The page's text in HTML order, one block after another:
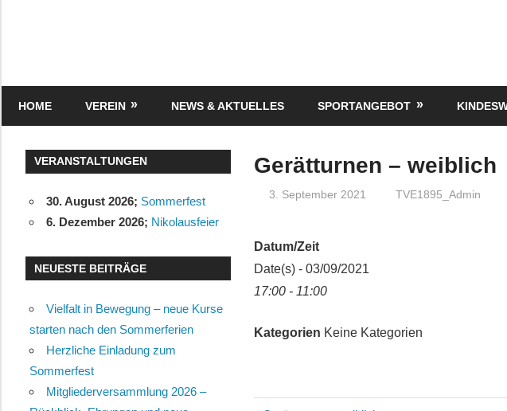
Eisenbach
HOME VEREIN NEWS & AKTUELLES SPORTANGEBOT
Gerätturnen – weiblich
3. September 2021 TVE1895_Admin
Datum/Zeit
Date(s) - 03/09/2021
17:00 - 11:00
Kategorien Keine Kategorien
VERANSTALTUNGEN
30. August 2026; Sommerfest
6. Dezember 2026; Nikolausfeier
NEUESTE BEITRÄGE
Vielfalt in Bewegung – neue Kurse
starten nach den Sommerferien
Herzliche Einladung zum
Sommerfest
Mitgliederversammlung 2026 –